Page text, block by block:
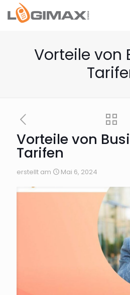
Vorteile von
Vorteile von
Tarifen
erstellt am Mai 6, 2024